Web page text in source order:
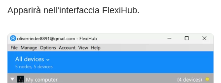
Apparirà nell’interfaccia FlexiHub.